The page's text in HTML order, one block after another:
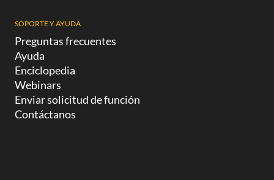
SOPORTE Y AYUDA
Preguntas frecuentes
Ayuda
Enciclopedia
Webinars
Enviar solicitud de función
Contáctanos